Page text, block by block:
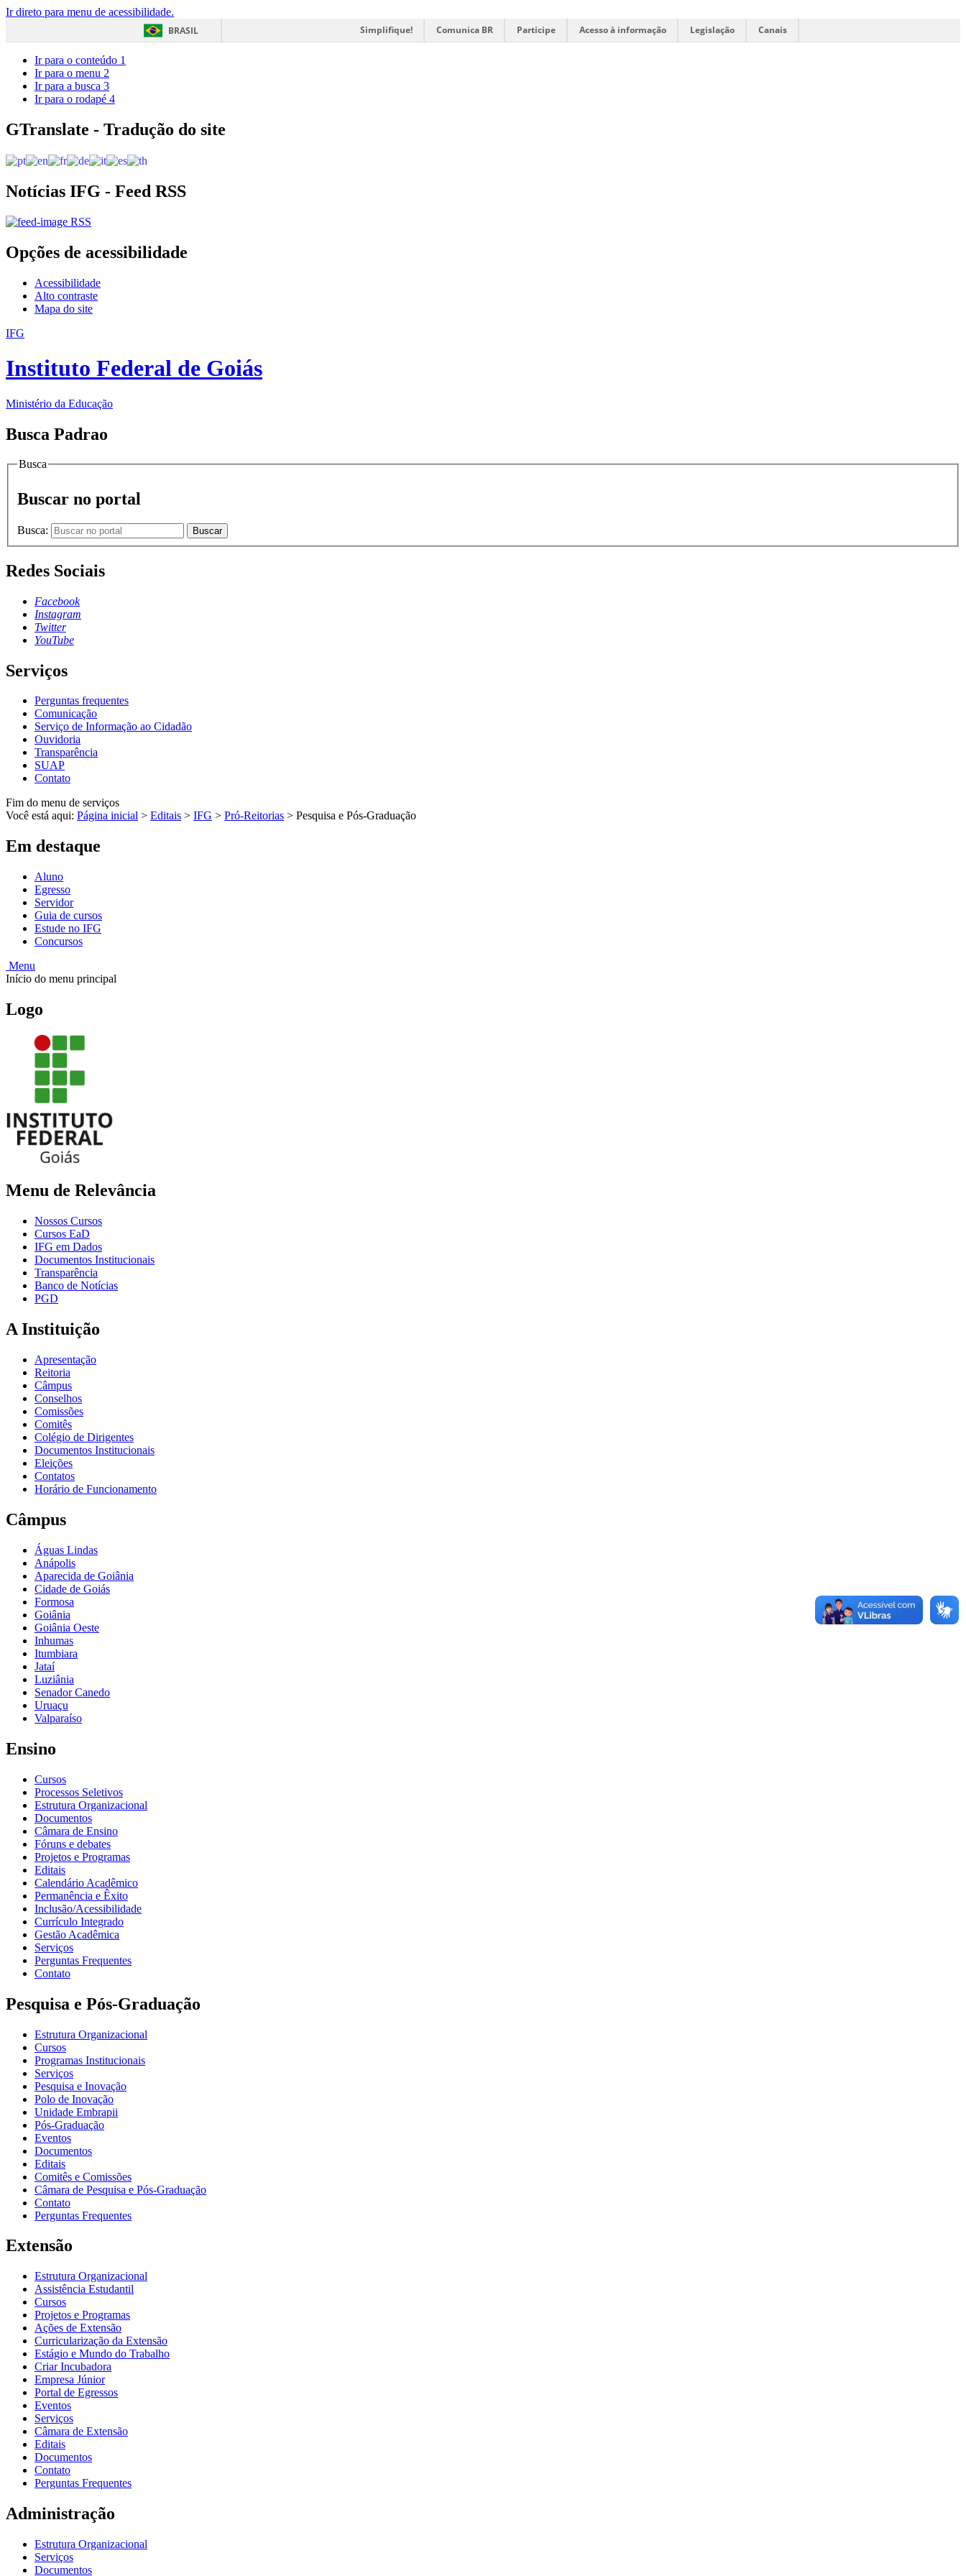
Ir direto para menu de acessibilidade.
BRASIL
Simplifique! Comunica BR Participe Acesso à informação Legislação Canais
Ir para o conteúdo 1
Ir para o menu 2
Ir para a busca 3
Ir para o rodapé 4
GTranslate - Tradução do site
Notícias IFG - Feed RSS
RSS
Opções de acessibilidade
Acessibilidade
Alto contraste
Mapa do site
IFG
Instituto Federal de Goiás
Ministério da Educação
Busca Padrao
Busca
Buscar no portal
Busca: Buscar
Redes Sociais
Facebook
Instagram
Twitter
YouTube
Serviços
Perguntas frequentes
Comunicação
Serviço de Informação ao Cidadão
Ouvidoria
Transparência
SUAP
Contato
Fim do menu de serviços
Você está aqui: Página inicial > Editais > IFG > Pró-Reitorias > Pesquisa e Pós-Graduação
Em destaque
Aluno
Egresso
Servidor
Guia de cursos
Estude no IFG
Concursos
Menu
Início do menu principal
Logo
Menu de Relevância
Nossos Cursos
Cursos EaD
IFG em Dados
Documentos Institucionais
Transparência
Banco de Notícias
PGD
A Instituição
Apresentação
Reitoria
Câmpus
Conselhos
Comissões
Comitês
Colégio de Dirigentes
Documentos Institucionais
Eleições
Contatos
Horário de Funcionamento
Câmpus
Águas Lindas
Anápolis
Aparecida de Goiânia
Cidade de Goiás
Formosa
Goiânia
Goiânia Oeste
Inhumas
Itumbiara
Jataí
Luziânia
Senador Canedo
Uruaçu
Valparaíso
Ensino
Cursos
Processos Seletivos
Estrutura Organizacional
Documentos
Câmara de Ensino
Fóruns e debates
Projetos e Programas
Editais
Calendário Acadêmico
Permanência e Êxito
Inclusão/Acessibilidade
Currículo Integrado
Gestão Acadêmica
Serviços
Perguntas Frequentes
Contato
Pesquisa e Pós-Graduação
Estrutura Organizacional
Cursos
Programas Institucionais
Serviços
Pesquisa e Inovação
Polo de Inovação
Unidade Embrapii
Pós-Graduação
Eventos
Documentos
Editais
Comitês e Comissões
Câmara de Pesquisa e Pós-Graduação
Contato
Perguntas Frequentes
Extensão
Estrutura Organizacional
Assistência Estudantil
Cursos
Projetos e Programas
Ações de Extensão
Curricularização da Extensão
Estágio e Mundo do Trabalho
Criar Incubadora
Empresa Júnior
Portal de Egressos
Eventos
Serviços
Câmara de Extensão
Editais
Documentos
Contato
Perguntas Frequentes
Administração
Estrutura Organizacional
Serviços
Documentos